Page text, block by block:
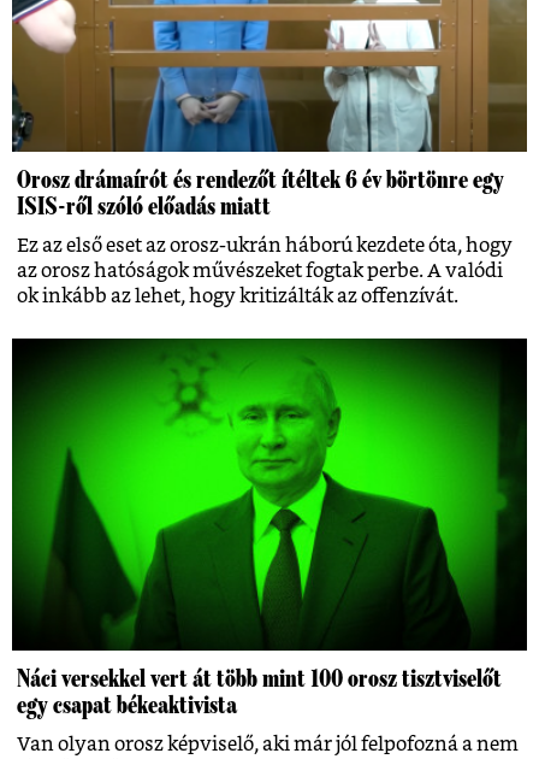
Orosz drámaírót és rendezőt ítéltek 6 év börtönre egy
ISIS-ről szóló előadás miatt
Ez az első eset az orosz-ukrán háború kezdete óta, hogy
az orosz hatóságok művészeket fogtak perbe. A valódi
ok inkább az lehet, hogy kritizálták az offenzívát.
Náci versekkel vert át több mint 100 orosz tisztviselőt
egy csapat békeaktivista
Van olyan orosz képviselő, aki már jól felpofozná a nem